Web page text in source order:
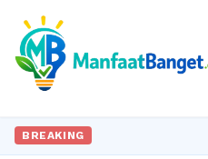
BREAKING